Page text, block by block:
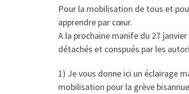
Pour la mobilisation de tous et
apprendre par cœur.
A la prochaine manife du 27
détachés et conspués par les
1) Je vous donne ici un éclairage
mobilisation pour la grève